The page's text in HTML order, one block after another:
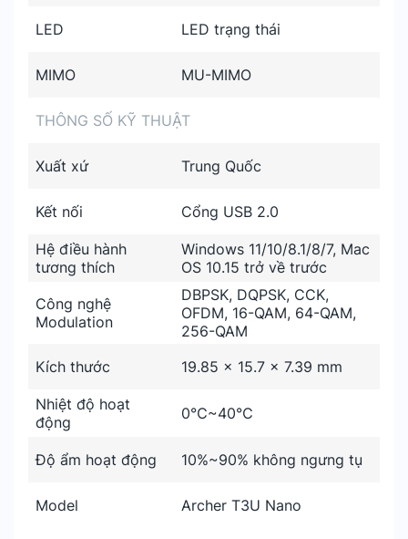
LED LED trạng thái
MIMO MU-MIMO
THÔNG SỐ KỸ THUẬT
Xuất xứ Trung Quốc
Kết nối Cổng USB 2.0
Hệ điều hành
tương thích
Windows 11/10/8.1/8/7, Mac
OS 10.15 trở về trước
Công nghệ
Modulation
DBPSK, DQPSK, CCK,
OFDM, 16-QAM, 64-QAM,
256-QAM
Kích thước
19.85 × 15.7 × 7.39 mm
Nhiệt độ hoạt
động
0℃~40℃
Độ ẩm hoạt động 10%~90% không ngưng tụ
Model Archer T3U Nano